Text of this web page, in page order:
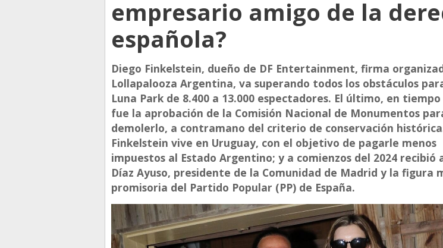
empresario amigo de la
española?
Diego Finkelstein, dueño de DF Entertainment, firma
Lollapalooza Argentina, va superando todos los obstáculos
Luna Park de 8.400 a 13.000 espectadores. El último, en
fue la aprobación de la Comisión Nacional de Monumentos
demolerlo, a contramano del criterio de conservación
Finkelstein vive en Uruguay, con el objetivo de pagarle menos
impuestos al Estado Argentino; y a comienzos del 2024 recibió
Díaz Ayuso, presidente de la Comunidad de Madrid y la figura
promisoria del Partido Popular (PP) de España.